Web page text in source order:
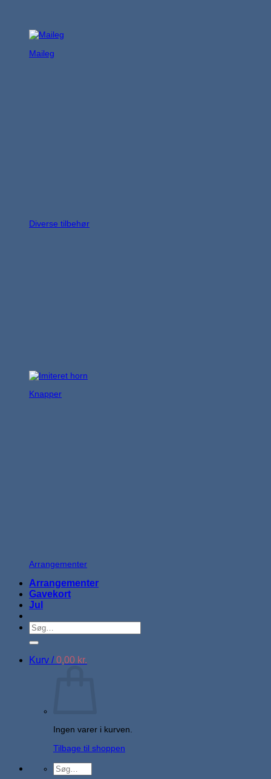
Maileg
Diverse tilbehør
Knapper
Arrangementer
Arrangementer
Gavekort
Jul
Søg
efter:
Kurv /0,00 kr.
Ingen varer i kurven.
Tilbage til shoppen
Søg
efter: